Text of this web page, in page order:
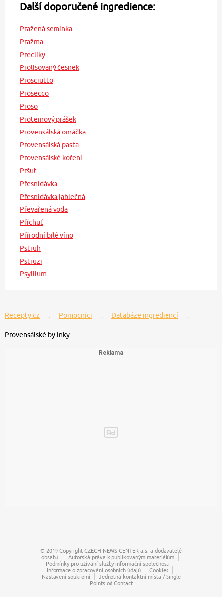
Další doporučené ingredience:
Pražená semínka
Pražma
Preclíky
Prolisovaný česnek
Prosciutto
Prosecco
Proso
Proteinový prášek
Provensálská omáčka
Provensálská pasta
Provensálské koření
Pršut
Přesnídávka
Přesnídávka jablečná
Převařená voda
Příchuť
Přírodní bílé víno
Pstruh
Pstruzi
Psyllium
Recepty.cz Pomocníci Databáze ingrediencí
Provensálské bylinky
© 2019 Copyright CZECH NEWS CENTER a.s. a dodavatelé
obsahu.
Autorská práva k publikovaným materiálům
Podmínky pro užívání služby informační společnosti
Informace o zpracování osobních údajů
Cookies
Nastavení soukromí
Jednotná kontaktní místa / Single
Points od Contact